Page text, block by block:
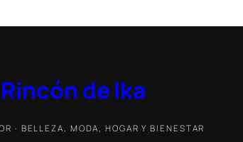
de Ika
· BELLEZA, MODA, HOGAR Y BIENESTAR